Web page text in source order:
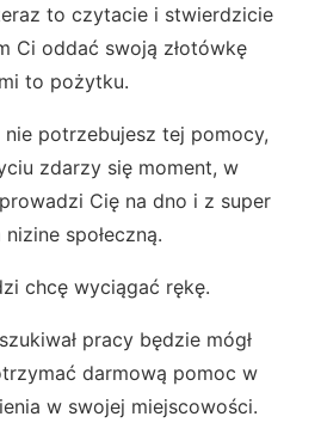
to czytacie i stwierdzicie
Ci oddać swoją złotówkę
to pożytku.
potrzebujesz tej pomocy,
zdarzy się moment, w
Cię na dno i z super
społeczną.
chcę wyciągać rękę.
pracy będzie mógł
darmową pomoc w
w swojej miejscowości.